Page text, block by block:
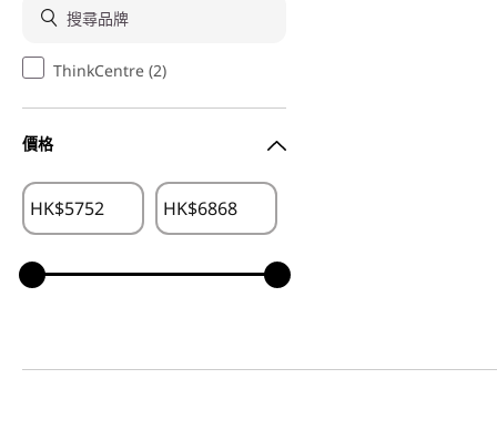
ThinkCentre (2)
價格
HK$ HK$